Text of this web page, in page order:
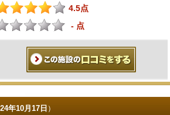
4.5点
- 点
年10月17日 ）